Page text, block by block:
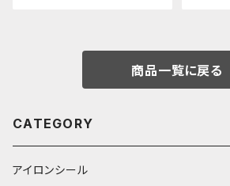
商品一覧に戻る
CATEGORY
アイロンシール